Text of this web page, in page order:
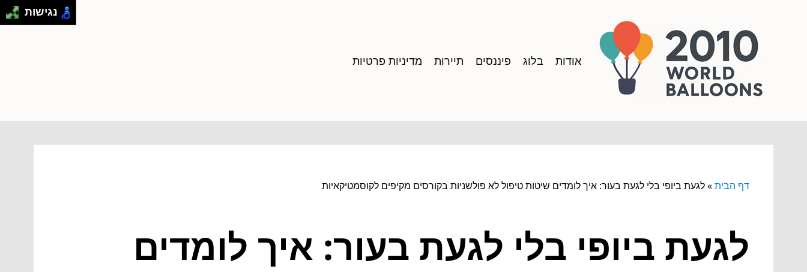
אודות בלוג פיננסים תיירות מדיניות פרטיות
דף הבית»לגעת ביופי בלי לגעת בעור: איך לומדים שיטות טיפול לא פולשניות בקורסים מקיפים לקוסמטיקאיות
לגעת ביופי בלי לגעת בעור: איך לומדים
נגישות